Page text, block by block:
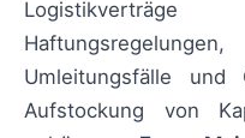
Umleitungsfälle und
Aufstockung von